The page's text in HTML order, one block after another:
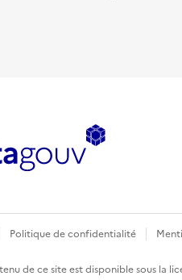
Politique de confidentialité
de ce site est disponible sous la